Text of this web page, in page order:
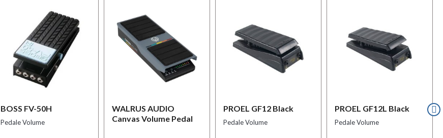
BOSS FV-50H
Pedale Volume
WALRUS AUDIO
Canvas Volume Pedal
PROEL GF12 Black
Pedale Volume
PROEL GF12L Black
Pedale Volume